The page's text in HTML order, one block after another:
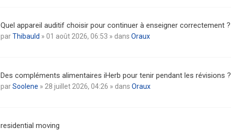
Quel appareil auditif choisir pour continuer à enseigner correctement ?
parThibauld » 01 août 2026, 06:53 » dans Oraux
Des compléments alimentaires iHerb pour tenir pendant les révisions ?
parSoolene » 28 juillet 2026, 04:26 » dans Oraux
residential moving